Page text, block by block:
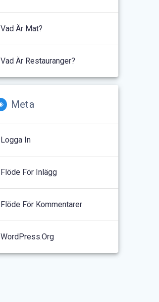
Vad Är Mat?
Vad Är Restauranger?
Meta
Logga In
Flöde För Inlägg
Flöde För Kommentarer
WordPress.org